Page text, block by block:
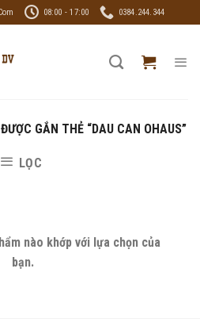
08:00 - 17:00 0384.244.344
GẮN THẺ “DAU CAN OHAUS”
LỌC
nào khớp với lựa chọn của
bạn.